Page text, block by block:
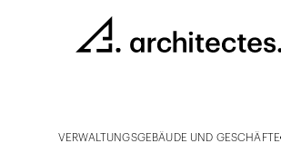
VERWALTUNGSGEBÄUDE UND GESCHÄFTE